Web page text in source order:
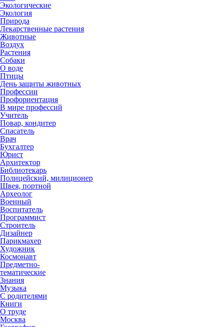
Экологические
Экология
Природа
Лекарственные растения
Животные
Воздух
Растения
Собаки
О воде
Птицы
День защиты животных
Профессии
Профориентация
В мире профессий
Учитель
Повар, кондитер
Спасатель
Врач
Бухгалтер
Юрист
Архитектор
Библиотекарь
Полицейский, милиционер
Швея, портной
Археолог
Военный
Воспитатель
Программист
Строитель
Дизайнер
Парикмахер
Художник
Космонавт
Предметно-
тематические
Знания
Музыка
С родителями
Книги
О труде
Москва